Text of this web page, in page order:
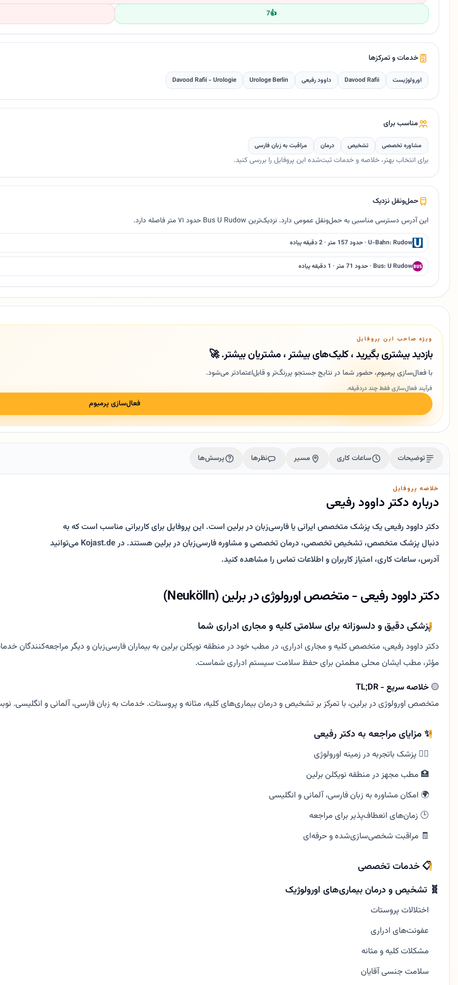
👍
7
خدمات و تمرکزها
اورولوژیست Davood Rafii داوود رفیعی Urologe Berlin
Davood Rafii - Urologie
مناسب برای
مشاوره تخصصی تشخیص درمان مراقبت به زبان فارسی
برای انتخاب بهتر، خلاصه و خدمات ثبت‌شده این پروفایل را بررسی کنید.
حمل‌ونقل نزدیک
این آدرس دسترسی مناسبی به حمل‌ونقل عمومی دارد. نزدیک‌ترین Bus U Rudow حدود ۷۱ متر فاصله دارد.
U-Bahn: Rudow · حدود 157 متر · 2 دقیقه پیاده
Bus: U Rudow · حدود 71 متر · 1 دقیقه پیاده
ویژه صاحب این پروفایل
بازدید بیشتری بگیرید ، کلیک‌های بیشتر ، مشتریان بیشتر. 🚀
با فعال‌سازی پرمیوم، حضور شما در نتایج جستجو پررنگ‌تر و قابل‌اعتمادتر می‌شود.
فرآیند فعال‌سازی فقط چند دردقیقه.
فعال‌سازی پرمیوم
توضیحات ساعات کاری مسیر نظرها پرسش‌ها
خلاصه پروفایل
درباره دکتر داوود رفیعی
دکتر داوود رفیعی یک پزشک متخصص ایرانی یا فارسی‌زبان در برلین است. این پروفایل برای کاربرانی مناسب است که به
دنبال پزشک متخصص، تشخیص تخصصی، درمان تخصصی و مشاوره فارسی‌زبان در برلین هستند. در Kojast.de می‌توانید
آدرس، ساعات کاری، امتیاز کاربران و اطلاعات تماس را مشاهده کنید.
دکتر داوود رفیعی - متخصص اورولوژی در برلین (Neukölln)
پزشکی دقیق و دلسوزانه برای سلامتی کلیه و مجاری ادراری شما
دکتر داوود رفیعی، متخصص کلیه و مجاری ادراری، در مطب خود در منطقه نویکلن برلین به بیماران فارسی‌زبان و دیگر مراجعه‌کنندگان
مؤثر، مطب ایشان محلی مطمئن برای حفظ سلامت سیستم ادراری شماست.
🟡خلاصه سریع - TL;DR
متخصص اورولوژی در برلین، با تمرکز بر تشخیص و درمان بیماری‌های کلیه، مثانه و پروستات. خدمات به زبان فارسی، آلمانی و انگلیسی.
✨ مزایای مراجعه به دکتر رفیعی
👨‍⚕️ پزشک باتجربه در زمینه اورولوژی
🏥 مطب مجهز در منطقه نویکلن برلین
🌍 امکان مشاوره به زبان فارسی، آلمانی و انگلیسی
🕒 زمان‌های انعطاف‌پذیر برای مراجعه
🧾 مراقبت شخصی‌سازی‌شده و حرفه‌ای
📋 خدمات تخصصی
🧬 تشخیص و درمان بیماری‌های اورولوژیک
اختلالات پروستات
عفونت‌های ادراری
مشکلات کلیه و مثانه
سلامت جنسی آقایان